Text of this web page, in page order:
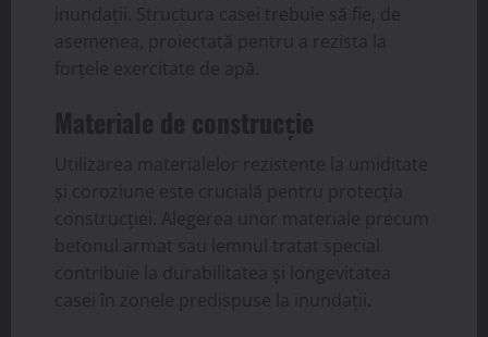
inundații. Structura casei trebuie să fie, de
asemenea, proiectată pentru a rezista la
forțele exercitate de apă.
Materiale de construcție
Utilizarea materialelor rezistente la umiditate
și coroziune este crucială pentru protecția
construcției. Alegerea unor materiale precum
betonul armat sau lemnul tratat special
contribuie la durabilitatea și longevitatea
casei în zonele predispuse la inundații.